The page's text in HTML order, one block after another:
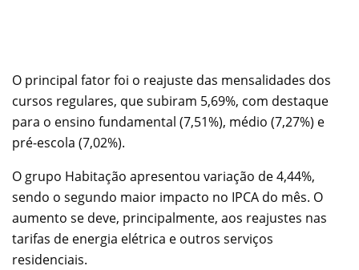
O principal fator foi o reajuste das mensalidades dos
cursos regulares, que subiram 5,69%, com destaque
para o ensino fundamental (7,51%), médio (7,27%) e
pré-escola (7,02%).
O grupo Habitação apresentou variação de 4,44%,
sendo o segundo maior impacto no IPCA do mês. O
aumento se deve, principalmente, aos reajustes nas
tarifas de energia elétrica e outros serviços
residenciais.